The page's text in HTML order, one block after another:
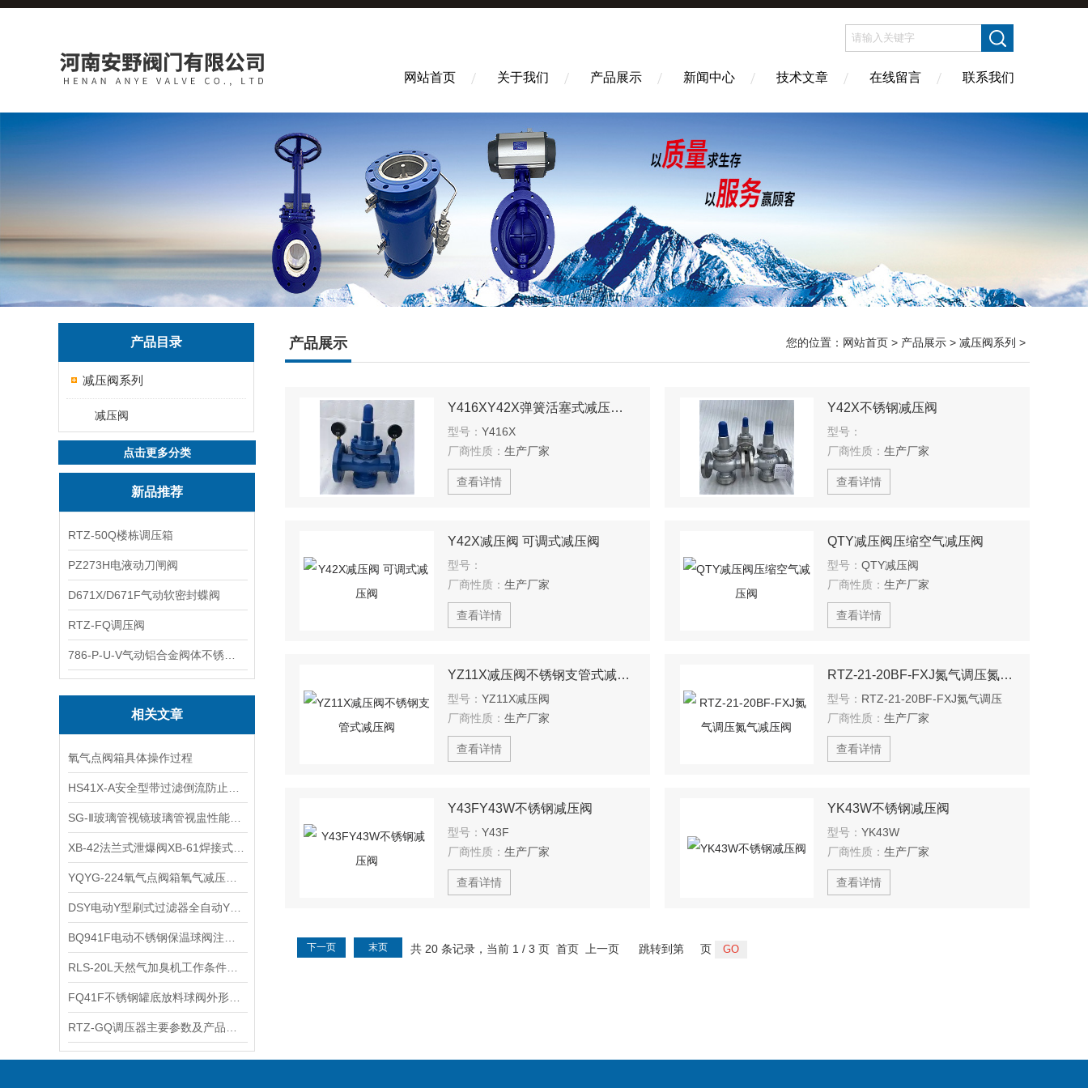
网站首页 关于我们 产品展示 新闻中心 技术文章 在线留言 联系我们
产品目录
减压阀系列
减压阀
点击更多分类
新品推荐
RTZ-50Q楼栋调压箱
PZ273H电液动刀闸阀
D671X/D671F气动软密封蝶阀
RTZ-FQ调压阀
相关文章
氧气点阀箱具体操作过程
产品展示 您的位置： 网站首页 > 产品展示 > 减压阀系列 >
Y416XY42X弹簧活塞式减压阀带双压力表
型号： Y416X
厂商性质： 生产厂家
查看详情
Y42X不锈钢减压阀
型号：
厂商性质： 生产厂家
查看详情
Y42X减压阀 可调式减压阀
型号：
厂商性质： 生产厂家
查看详情
QTY减压阀压缩空气减压阀
型号： QTY减压阀
厂商性质： 生产厂家
查看详情
YZ11X减压阀不锈钢支管式减压阀
型号： YZ11X减压阀
厂商性质： 生产厂家
查看详情
RTZ-21-20BF-FXJ氮气调压氮气减压阀
型号： RTZ-21-20BF-FXJ氮气调压
厂商性质： 生产厂家
查看详情
Y43FY43W不锈钢减压阀
型号： Y43F
厂商性质： 生产厂家
查看详情
YK43W不锈钢减压阀
型号： YK43W
厂商性质： 生产厂家
查看详情
共 20 条记录，当前 1 / 3 页 首页 上一页
下一页 末页 跳转到第 页